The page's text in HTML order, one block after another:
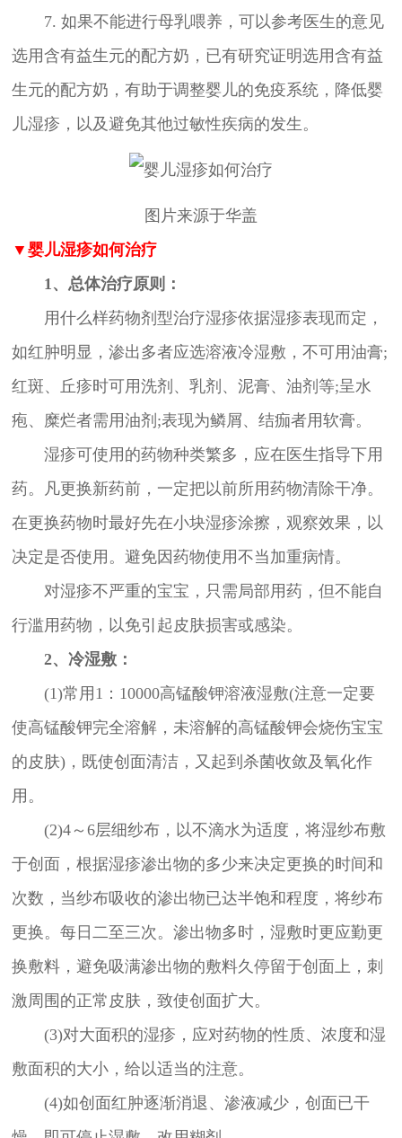
7. 如果不能进行母乳喂养，可以参考医生的意见
选用含有益生元的配方奶，已有研究证明选用含有益
生元的配方奶，有助于调整婴儿的免疫系统，降低婴
儿湿疹，以及避免其他过敏性疾病的发生。
图片来源于华盖
▼婴儿湿疹如何治疗
1、总体治疗原则：
用什么样药物剂型治疗湿疹依据湿疹表现而定，
如红肿明显，渗出多者应选溶液冷湿敷，不可用油膏;
红斑、丘疹时可用洗剂、乳剂、泥膏、油剂等;呈水
疱、糜烂者需用油剂;表现为鳞屑、结痂者用软膏。
湿疹可使用的药物种类繁多，应在医生指导下用
药。凡更换新药前，一定把以前所用药物清除干净。
在更换药物时最好先在小块湿疹涂擦，观察效果，以
决定是否使用。避免因药物使用不当加重病情。
对湿疹不严重的宝宝，只需局部用药，但不能自
行滥用药物，以免引起皮肤损害或感染。
2、冷湿敷：
(1)常用1：10000高锰酸钾溶液湿敷(注意一定要
使高锰酸钾完全溶解，未溶解的高锰酸钾会烧伤宝宝
的皮肤)，既使创面清洁，又起到杀菌收敛及氧化作
用。
(2)4～6层细纱布，以不滴水为适度，将湿纱布敷
于创面，根据湿疹渗出物的多少来决定更换的时间和
次数，当纱布吸收的渗出物已达半饱和程度，将纱布
更换。每日二至三次。渗出物多时，湿敷时更应勤更
换敷料，避免吸满渗出物的敷料久停留于创面上，刺
激周围的正常皮肤，致使创面扩大。
(3)对大面积的湿疹，应对药物的性质、浓度和湿
敷面积的大小，给以适当的注意。
(4)如创面红肿逐渐消退、渗液减少，创面已干